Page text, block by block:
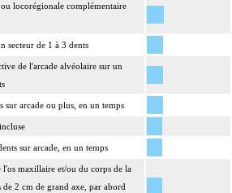
ou locorégionale complémentaire
secteur de 1 à 3 dents
de l'arcade alvéolaire sur un
sur arcade ou plus, en un temps
sur arcade, en un temps
l'os maxillaire et/ou du corps de la
2 cm de grand axe, par abord